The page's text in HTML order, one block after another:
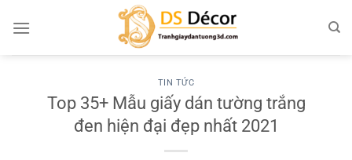
đến
TIN TỨC
Top 35+ Mẫu giấy dán tường trắng
đen hiện đại đẹp nhất 2021